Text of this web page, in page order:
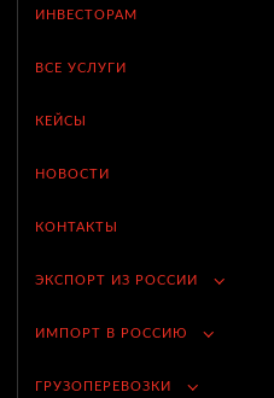
ИНВЕСТОРАМ
ВСЕ УСЛУГИ
КЕЙСЫ
НОВОСТИ
КОНТАКТЫ
ЭКСПОРТ ИЗ РОССИИ
ИМПОРТ В РОССИЮ
ГРУЗОПЕРЕВОЗКИ